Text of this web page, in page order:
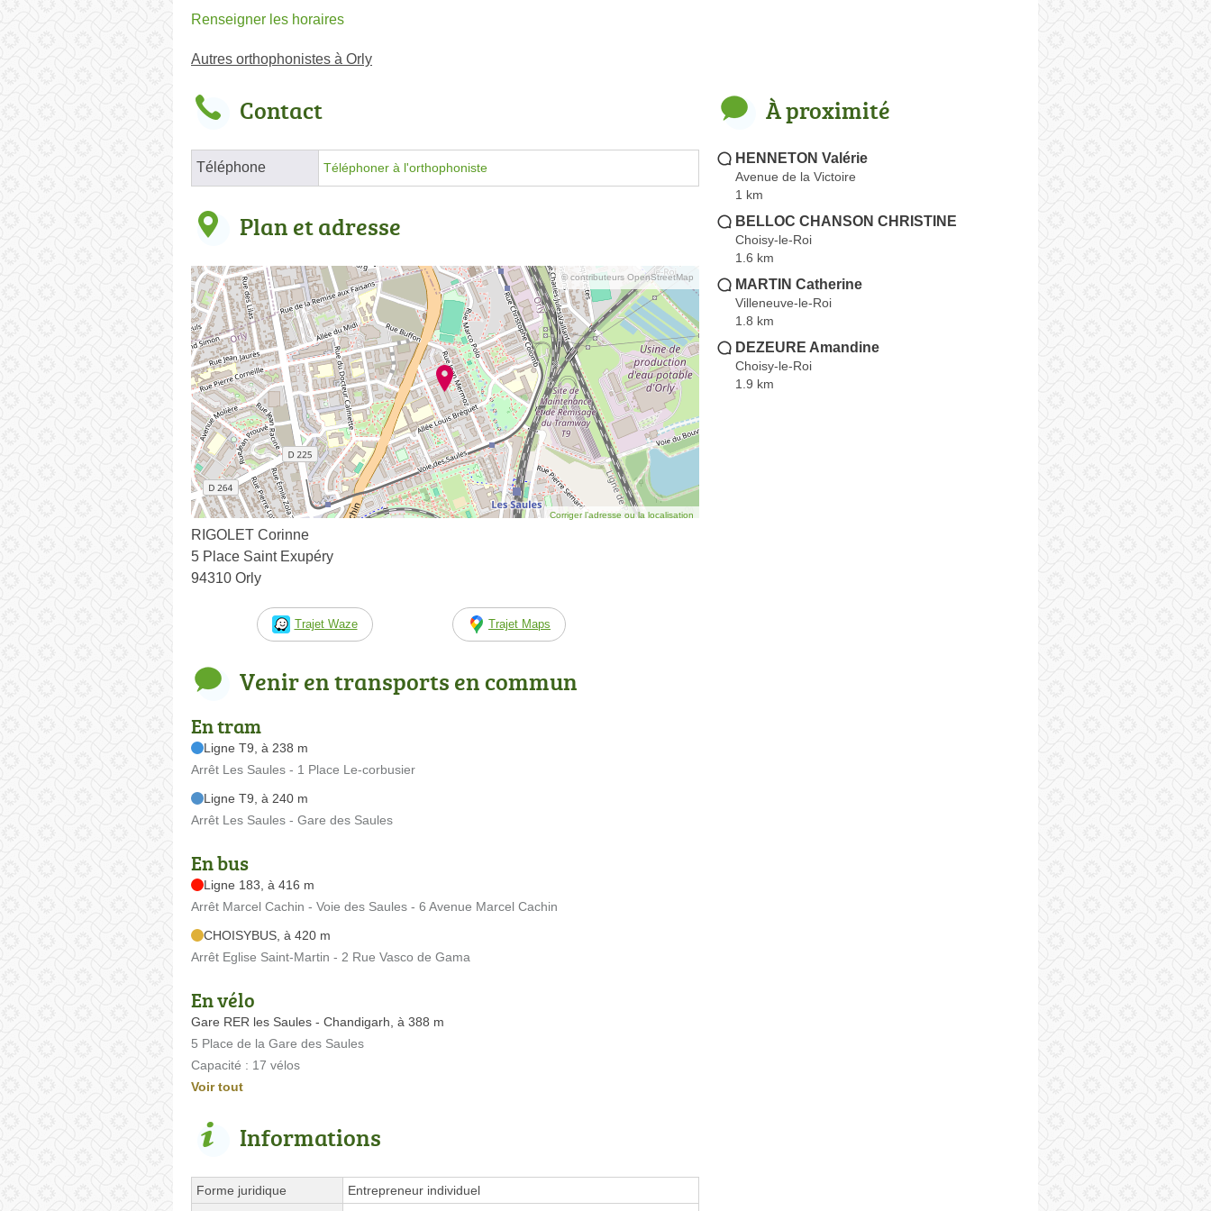
Renseigner les horaires
Autres orthophonistes à Orly
Contact
Téléphone Téléphoner à l'orthophoniste
Plan et adresse
© contributeurs OpenStreetMap
Corriger l’adresse ou la localisation
RIGOLET Corinne
5 Place Saint Exupéry
94310 Orly
Trajet Waze Trajet Maps
Venir en transports en commun
En tram
Ligne T9, à 238 m
Arrêt Les Saules - 1 Place Le-corbusier
Ligne T9, à 240 m
Arrêt Les Saules - Gare des Saules
En bus
Ligne 183, à 416 m
Arrêt Marcel Cachin - Voie des Saules - 6 Avenue Marcel Cachin
CHOISYBUS, à 420 m
Arrêt Eglise Saint-Martin - 2 Rue Vasco de Gama
En vélo
Gare RER les Saules - Chandigarh, à 388 m
5 Place de la Gare des Saules
Capacité : 17 vélos
Voir tout
Informations
Forme juridique
Entrepreneur individuel
À proximité
HENNETON Valérie
Avenue de la Victoire
1 km
BELLOC CHANSON CHRISTINE
Choisy-le-Roi
1.6 km
MARTIN Catherine
Villeneuve-le-Roi
1.8 km
DEZEURE Amandine
Choisy-le-Roi
1.9 km